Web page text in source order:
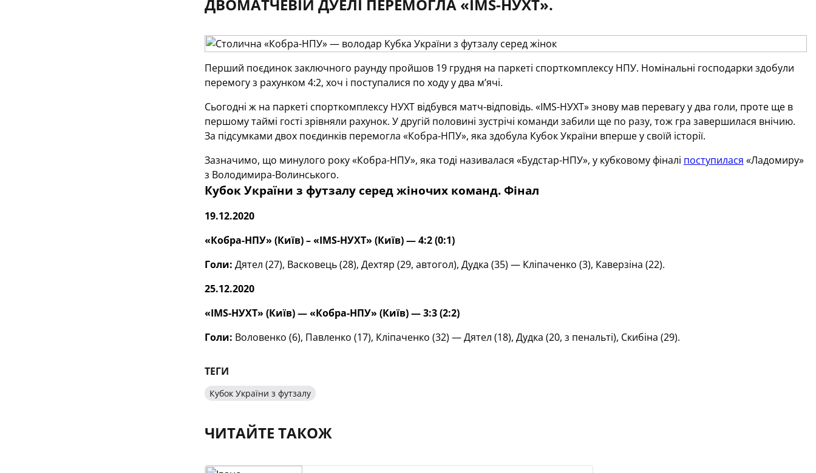
ДВОМАТЧЕВІЙ ДУЕЛІ ПЕРЕМОГЛА «IMS-НУХТ».
Перший поєдинок заключного раунду пройшов 19 грудня на паркеті спорткомплексу НПУ. Номінальні господарки здобули
перемогу з рахунком 4:2, хоч і поступалися по ходу у два м’ячі.
Сьогодні ж на паркеті спорткомплексу НУХТ відбувся матч-відповідь. «IMS-НУХТ» знову мав перевагу у два голи, проте ще в
першому таймі гості зрівняли рахунок. У другій половині зустрічі команди забили ще по разу, тож гра завершилася внічию.
За підсумками двох поєдинків перемогла «Кобра-НПУ», яка здобула Кубок України вперше у своїй історії.
Зазначимо, що минулого року «Кобра-НПУ», яка тоді називалася «Будстар-НПУ», у кубковому фіналі поступилася «Ладомиру»
з Володимира-Волинського.
Кубок України з футзалу серед жіночих команд. Фінал
19.12.2020
«Кобра-НПУ» (Київ) – «IMS-НУХТ» (Київ) — 4:2 (0:1)
Голи: Дятел (27), Васковець (28), Дехтяр (29, автогол), Дудка (35) — Кліпаченко (3), Каверзіна (22).
25.12.2020
«IMS-НУХТ» (Київ)—«Кобра-НПУ» (Київ)—3:3 (2:2)
Голи: Воловенко (6), Павленко (17), Кліпаченко (32) — Дятел (18), Дудка (20, з пенальті), Скибіна (29).
ТЕГИ
Кубок України з футзалу
ЧИТАЙТЕ ТАКОЖ